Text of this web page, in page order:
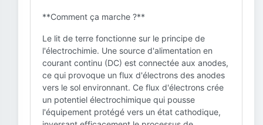
**Comment ça marche ?**
Le lit de terre fonctionne sur le principe de
l'électrochimie. Une source d'alimentation en
courant continu (DC) est connectée aux anodes,
ce qui provoque un flux d'électrons des anodes
vers le sol environnant. Ce flux d'électrons crée
un potentiel électrochimique qui pousse
l'équipement protégé vers un état cathodique,